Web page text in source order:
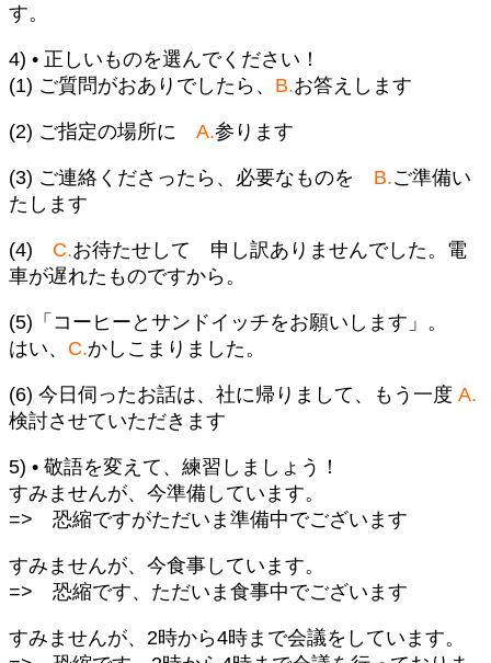
す。
4) • 正しいものを選んでください！
(1) ご質問がおありでしたら、 B.お答えします
(2) ご指定の場所に A.参ります
(3) ご連絡くださったら、必要なものを B.ご準備い
たします
(4) C.お待たせして 申し訳ありませんでした。電
車が遅れたものですから。
(5)「コーヒーとサンドイッチをお願いします」。
はい、 C.かしこまりました。
(6) 今日伺ったお話は、社に帰りまして、もう一度 A.
検討させていただきます
5) • 敬語を変えて、練習しましょう！
すみませんが、今準備しています。
=> 恐縮ですがただいま準備中でございます
すみませんが、今食事しています。
=> 恐縮です、ただいま食事中でございます
すみませんが、2時から4時まで会議をしています。